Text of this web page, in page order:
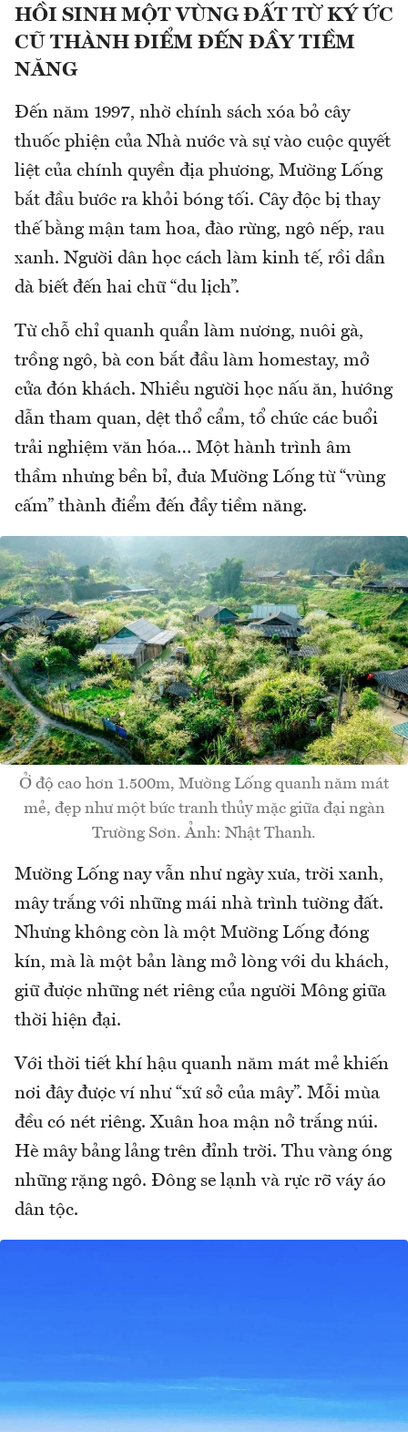
HỒI SINH MỘT VÙNG ĐẤT TỪ KÝ ỨC
CŨ THÀNH ĐIỂM ĐẾN ĐẦY TIỀM
NĂNG
Đến năm 1997, nhờ chính sách xóa bỏ cây
thuốc phiện của Nhà nước và sự vào cuộc quyết
liệt của chính quyền địa phương, Mường Lống
bắt đầu bước ra khỏi bóng tối. Cây độc bị thay
thế bằng mận tam hoa, đào rừng, ngô nếp, rau
xanh. Người dân học cách làm kinh tế, rồi dần
dà biết đến hai chữ “du lịch”.
Từ chỗ chỉ quanh quẩn làm nương, nuôi gà,
trồng ngô, bà con bắt đầu làm homestay, mở
cửa đón khách. Nhiều người học nấu ăn, hướng
dẫn tham quan, dệt thổ cẩm, tổ chức các buổi
trải nghiệm văn hóa… Một hành trình âm
thầm nhưng bền bỉ, đưa Mường Lống từ “vùng
cấm” thành điểm đến đầy tiềm năng.
Ở độ cao hơn 1.500m, Mường Lống quanh năm mát
mẻ, đẹp như một bức tranh thủy mặc giữa đại ngàn
Trường Sơn. Ảnh: Nhật Thanh.
Mường Lống nay vẫn như ngày xưa, trời xanh,
mây trắng với những mái nhà trình tường đất.
Nhưng không còn là một Mường Lống đóng
kín, mà là một bản làng mở lòng với du khách,
giữ được những nét riêng của người Mông giữa
thời hiện đại.
Với thời tiết khí hậu quanh năm mát mẻ khiến
nơi đây được ví như “xứ sở của mây”. Mỗi mùa
đều có nét riêng. Xuân hoa mận nở trắng núi.
Hè mây bảng lảng trên đỉnh trời. Thu vàng óng
những rặng ngô. Đông se lạnh và rực rỡ váy áo
dân tộc.